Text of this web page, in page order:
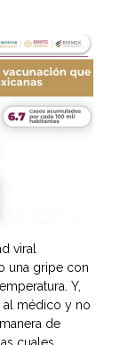
viral
una gripe con
Y,
al médico y no
de
cuales